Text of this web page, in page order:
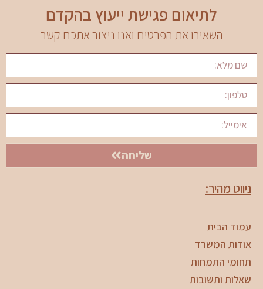
לתיאום פגישת ייעוץ בהקדם
השאירו את הפרטים ואנו ניצור אתכם קשר
שליחה
ניווט מהיר:
עמוד הבית
אודות המשרד
תחומי התמחות
שאלות ותשובות